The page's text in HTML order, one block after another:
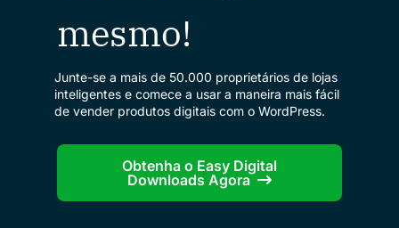
mesmo!
Junte-se a mais de 50.000 proprietários de lojas
inteligentes e comece a usar a maneira mais fácil
de vender produtos digitais com o WordPress.
Obtenha o Easy Digital
Downloads Agora